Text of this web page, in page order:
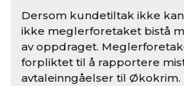
Dersom kundetiltak ikke
ikke meglerforetaket bistå
av oppdraget.
forpliktet til å rapportere
avtaleinngåelser til